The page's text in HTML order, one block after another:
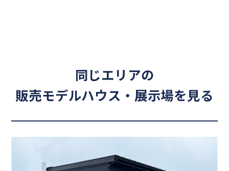
同じエリアの
販売モデルハウス・展示場を見る